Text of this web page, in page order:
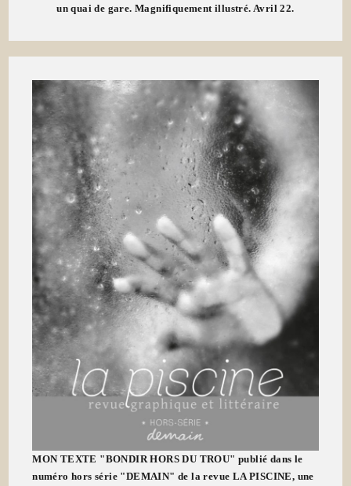
un quai de gare. Magnifiquement illustré. Avril 22.
MON TEXTE "BONDIR HORS DU TROU" publié dans le
numéro hors série "DEMAIN" de la revue LA PISCINE, une